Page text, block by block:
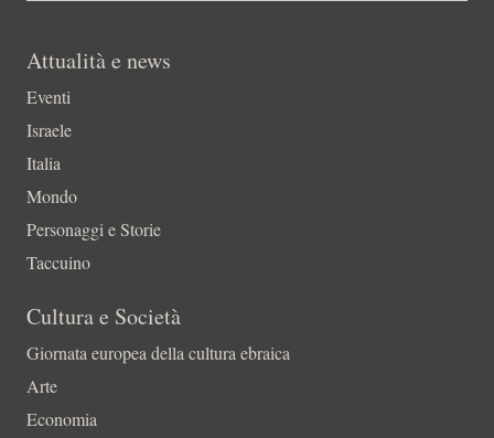
Attualità e news
Eventi
Israele
Italia
Mondo
Personaggi e Storie
Taccuino
Cultura e Società
Giornata europea della cultura ebraica
Arte
Economia